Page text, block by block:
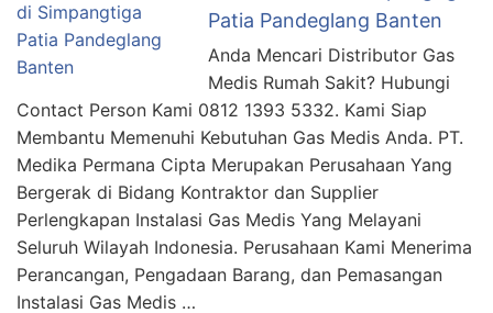
Patia Pandeglang Banten
Anda Mencari Distributor Gas
Medis Rumah Sakit? Hubungi
Contact Person Kami 0812 1393 5332. Kami Siap
Membantu Memenuhi Kebutuhan Gas Medis Anda. PT.
Medika Permana Cipta Merupakan Perusahaan Yang
Bergerak di Bidang Kontraktor dan Supplier
Perlengkapan Instalasi Gas Medis Yang Melayani
Seluruh Wilayah Indonesia. Perusahaan Kami Menerima
Perancangan, Pengadaan Barang, dan Pemasangan
Instalasi Gas Medis …